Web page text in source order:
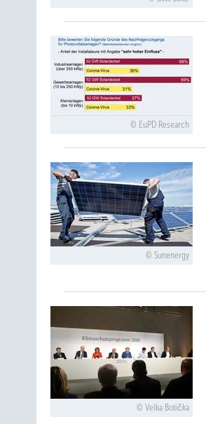
EuPD Research
Sunenergy
Velka Botička